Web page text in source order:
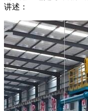
讲述：